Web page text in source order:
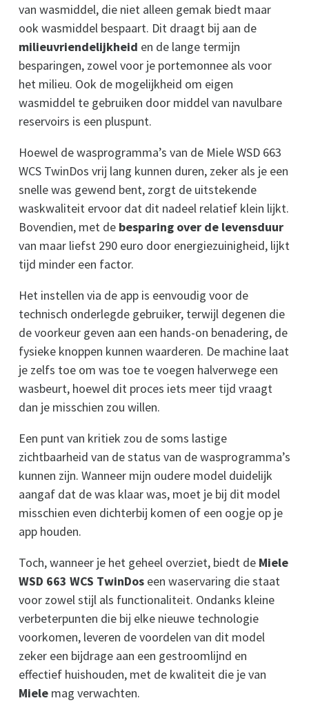
van wasmiddel, die niet alleen gemak biedt maar
ook wasmiddel bespaart. Dit draagt bij aan de
milieuvriendelijkheid en de lange termijn
besparingen, zowel voor je portemonnee als voor
het milieu. Ook de mogelijkheid om eigen
wasmiddel te gebruiken door middel van navulbare
reservoirs is een pluspunt.
Hoewel de wasprogramma’s van de Miele WSD 663
WCS TwinDos vrij lang kunnen duren, zeker als je een
snelle was gewend bent, zorgt de uitstekende
waskwaliteit ervoor dat dit nadeel relatief klein lijkt.
Bovendien, met de besparing over de levensduur
van maar liefst 290 euro door energiezuinigheid, lijkt
tijd minder een factor.
Het instellen via de app is eenvoudig voor de
technisch onderlegde gebruiker, terwijl degenen die
de voorkeur geven aan een hands-on benadering, de
fysieke knoppen kunnen waarderen. De machine laat
je zelfs toe om was toe te voegen halverwege een
wasbeurt, hoewel dit proces iets meer tijd vraagt
dan je misschien zou willen.
Een punt van kritiek zou de soms lastige
zichtbaarheid van de status van de wasprogramma’s
kunnen zijn. Wanneer mijn oudere model duidelijk
aangaf dat de was klaar was, moet je bij dit model
misschien even dichterbij komen of een oogje op je
app houden.
Toch, wanneer je het geheel overziet, biedt de Miele
WSD 663 WCS TwinDos een waservaring die staat
voor zowel stijl als functionaliteit. Ondanks kleine
verbeterpunten die bij elke nieuwe technologie
voorkomen, leveren de voordelen van dit model
zeker een bijdrage aan een gestroomlijnd en
effectief huishouden, met de kwaliteit die je van
Miele mag verwachten.